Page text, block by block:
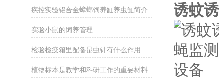
疾控实验铝合金蟑螂饲养缸养虫缸简介
实验小鼠的饲养管理
检验检疫箱里配备昆虫针有什么作用
植物标本是教学和科研工作的重要材料
诱蚊